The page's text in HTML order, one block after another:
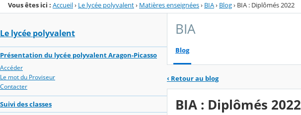
Vous êtes ici : Accueil› Le lycée polyvalent› Matières enseignées› BIA› Blog› BIA : Diplômés 2022
Le lycée polyvalent
Présentation du lycée polyvalent Aragon-Picasso
Accéder
Le mot du Proviseur
Contacter
Suivi des classes
BIA
Blog
‹ Retour au blog
BIA : Diplômés 2022